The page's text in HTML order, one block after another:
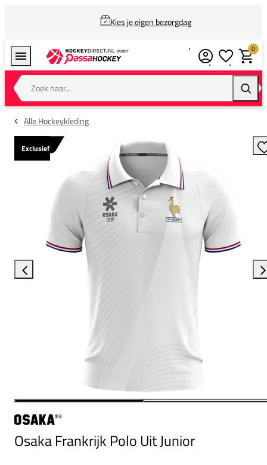
Kies je eigen bezorgdag
Zoek naar...
0
Alle Hockeykleding
Exclusief
Osaka Frankrijk Polo Uit Junior